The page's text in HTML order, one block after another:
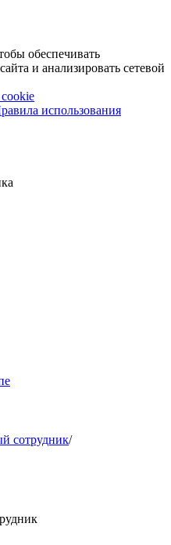
обеспечивать
и анализировать сетевой
использования
сотрудник/